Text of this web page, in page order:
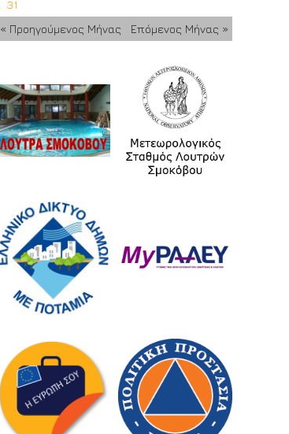
31
« Προηγούμενος Μήνας
Επόμενος Μήνας »